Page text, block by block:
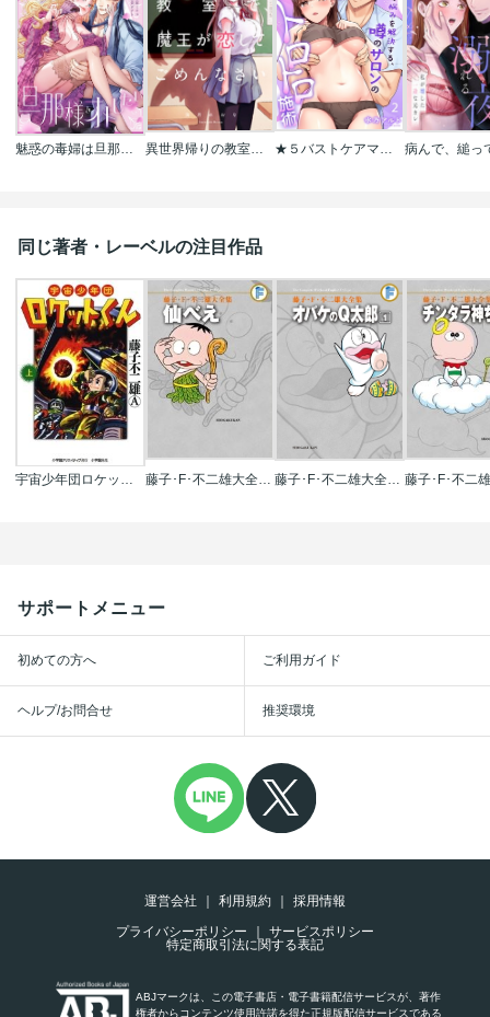
異世界帰りの教室で、魔王が恋してごめんなさい【フルカラー】
同じ著者・レーベルの注目作品
宇宙少年団ロケットくん 藤子･F･不二雄大全集 仙べえ 藤子･F･不二雄大全集 オバケのQ太郎
サポートメニュー
初めての方へ ご利用ガイド
ヘルプ/お問合せ 推奨環境
運営会社 利用規約
採用情報
プライバシーポリシー
サービスポリシー
特定商取引法に関する表記
ABJマークは、この電子書店・電子書籍配信サービスが、著作
権者からコンテンツ使用許諾を得た正規版配信サービスである